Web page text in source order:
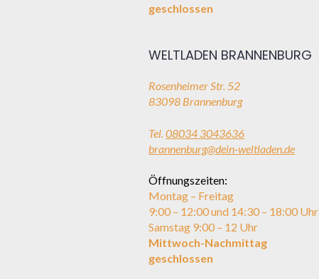
geschlossen
WELTLADEN BRANNENBURG
Rosenheimer Str. 52
83098 Brannenburg
Tel. 08034 3043636
brannenburg@dein-weltladen.de
Öffnungszeiten:
Montag – Freitag
9:00 – 12:00 und 14:30 – 18:00 Uhr
Samstag 9:00 – 12 Uhr
Mittwoch-Nachmittag
geschlossen